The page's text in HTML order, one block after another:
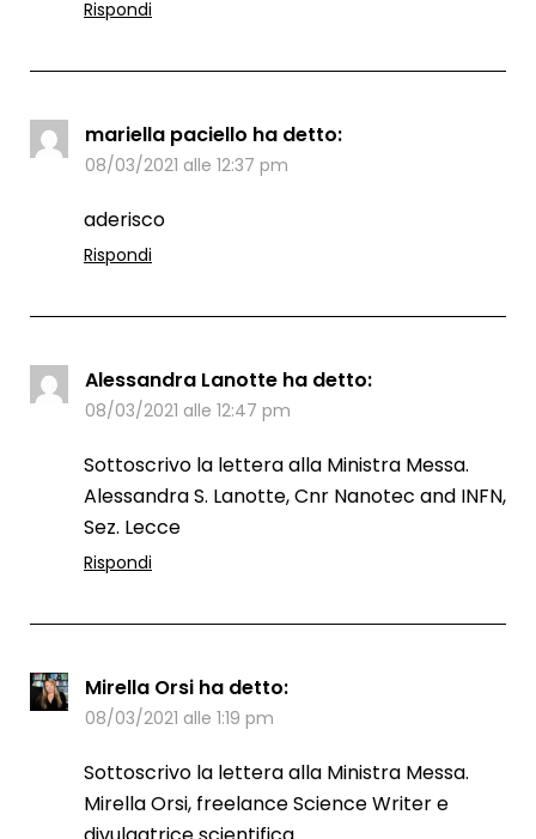
Rispondi
mariella paciello ha detto:
08/03/2021 alle 12:37 pm
aderisco
Rispondi
Alessandra Lanotte ha detto:
08/03/2021 alle 12:47 pm
Sottoscrivo la lettera alla Ministra Messa.
Alessandra S. Lanotte, Cnr Nanotec and INFN,
Sez. Lecce
Rispondi
Mirella Orsi ha detto:
08/03/2021 alle 1:19 pm
Sottoscrivo la lettera alla Ministra Messa.
Mirella Orsi, freelance Science Writer e